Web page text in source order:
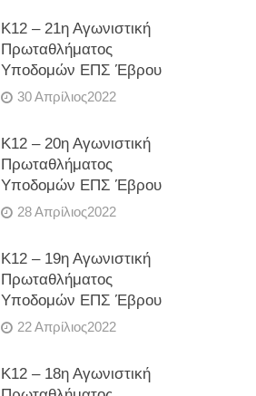
Κ12 – 21η Αγωνιστική
Πρωταθλήματος
Υποδομών ΕΠΣ Έβρου
30 Απρίλιος2022
Κ12 – 20η Αγωνιστική
Πρωταθλήματος
Υποδομών ΕΠΣ Έβρου
28 Απρίλιος2022
Κ12 – 19η Αγωνιστική
Πρωταθλήματος
Υποδομών ΕΠΣ Έβρου
22 Απρίλιος2022
Κ12 – 18η Αγωνιστική